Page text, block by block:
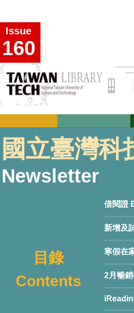
Issue
160
國立臺灣科
Newsletter
目錄
Contents
借閱證
新增及
寒假在
2月暢